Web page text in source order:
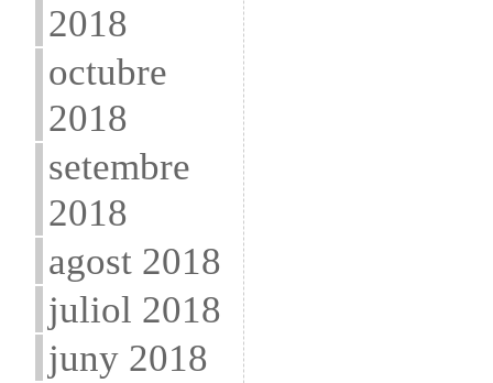
2018
octubre
2018
setembre
2018
agost 2018
juliol 2018
juny 2018